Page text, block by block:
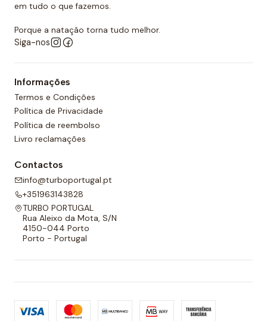
em tudo o que fazemos.
Porque a natação torna tudo melhor.
Siga-nos
Informações
Termos e Condições
Política de Privacidade
Política de reembolso
Livro reclamações
Contactos
info@turboportugal.pt
+351963143828
TURBO PORTUGAL
Rua Aleixo da Mota, S/N
4150-044 Porto
Porto - Portugal